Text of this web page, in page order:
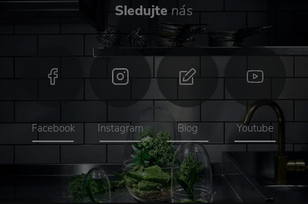
Sledujte nás
Facebook Instagram Blog Youtube